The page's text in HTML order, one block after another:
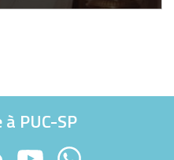
PUC-SP